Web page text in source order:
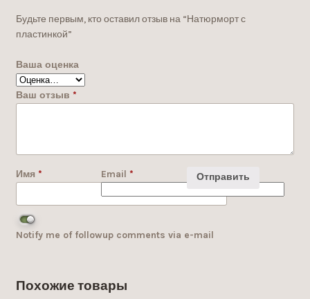
Будьте первым, кто оставил отзыв на “Натюрморт с
пластинкой”
Ваша оценка
Ваш отзыв *
Имя * Email*
Notify me of followup comments via e-mail
Похожие товары